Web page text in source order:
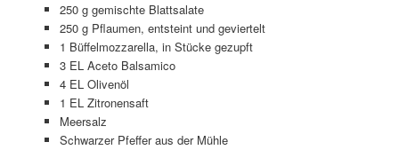
250 g gemischte Blattsalate
250 g Pflaumen, entsteint und geviertelt
1 Büffelmozzarella, in Stücke gezupft
3 EL Aceto Balsamico
4 EL Olivenöl
1 EL Zitronensaft
Meersalz
Schwarzer Pfeffer aus der Mühle